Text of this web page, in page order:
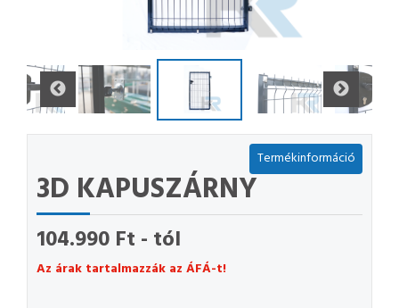
Termékinformáció
3D KAPUSZÁRNY
104.990 Ft - tól
Az árak tartalmazzák az ÁFÁ-t!